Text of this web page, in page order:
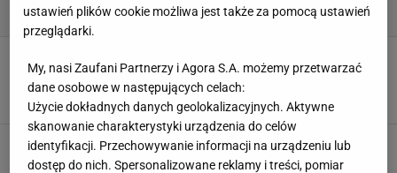
podczas luksusowych wakacji
jw, 17 LIPCA 2018, 15:18
Celia Jaunat na plaży w Brazylii. Kopie piłkę
lepiej niż Grzegorz Krychowiak?
ustawień plików cookie możliwa jest także za pomocą ustawień
przeglądarki.
My, nasi Zaufani Partnerzy i Agora S.A. możemy przetwarzać
dane osobowe w następujących celach:
Użycie dokładnych danych geolokalizacyjnych. Aktywne
skanowanie charakterystyki urządzenia do celów
identyfikacji. Przechowywanie informacji na urządzeniu lub
dostęp do nich. Spersonalizowane reklamy i treści, pomiar